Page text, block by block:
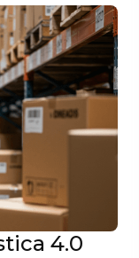
4.0